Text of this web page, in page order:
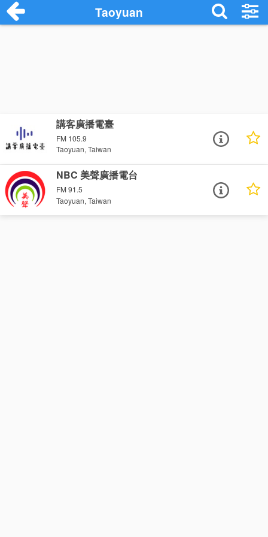
Taoyuan
講客廣播電臺
FM 105.9
Taoyuan, Taiwan
NBC 美聲廣播電台
FM 91.5
Taoyuan, Taiwan